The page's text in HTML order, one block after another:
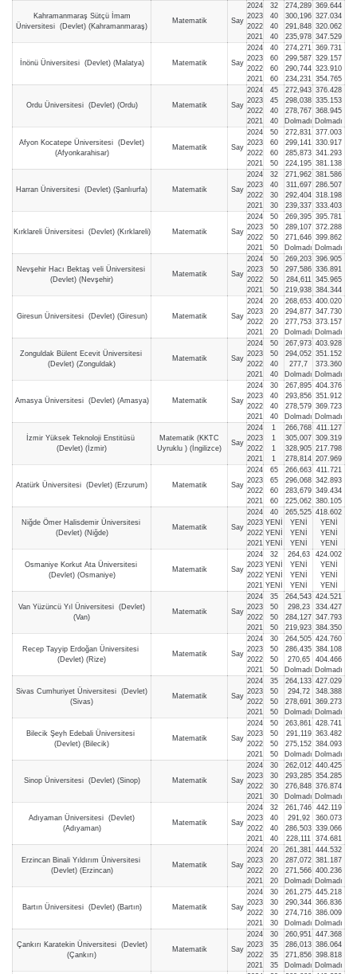
Kahramanmaraş Sütçü İmam
Üniversitesi (Devlet) (Kahramanmaraş)
Matematik Say
2024
2023
2022
2021
32
40
40
40
274,289
300,196
291,848
235,978
369.644
327.034
320.062
347.529
İnönü Üniversitesi (Devlet) (Malatya) Matematik Say
2024
2023
2022
2021
40
60
60
60
274,271
299,587
290,744
234,231
369.731
329.157
323.910
354.765
Ordu Üniversitesi (Devlet) (Ordu) Matematik Say
2024
2023
2022
2021
45
45
40
40
272,943
298,038
278,767
Dolmadı
376.428
335.153
368.945
Dolmadı
Afyon Kocatepe Üniversitesi (Devlet)
(Afyonkarahisar)
Matematik Say
2024
2023
2022
2021
50
60
60
50
272,831
299,141
285,873
224,195
377.003
330.917
341.293
381.138
Harran Üniversitesi (Devlet) (Şanlıurfa) Matematik Say
2024
2023
2022
2021
32
40
30
30
271,962
311,697
292,404
239,337
381.586
286.507
318.198
333.403
Kırklareli Üniversitesi (Devlet) (Kırklareli) Matematik Say
2024
2023
2022
2021
50
50
50
50
269,395
289,107
271,646
Dolmadı
395.781
372.288
399.862
Dolmadı
Nevşehir Hacı Bektaş veli Üniversitesi
(Devlet) (Nevşehir)
Matematik Say
2024
2023
2022
2021
50
50
50
50
269,203
297,586
284,611
219,938
396.905
336.891
345.965
384.344
Giresun Üniversitesi (Devlet) (Giresun) Matematik Say
2024
2023
2022
2021
20
20
20
20
268,653
294,877
277,753
Dolmadı
400.020
347.730
373.157
Dolmadı
Zonguldak Bülent Ecevit Üniversitesi
(Devlet) (Zonguldak)
Matematik Say
2024
2023
2022
2021
50
50
40
40
267,973
294,052
277,7
Dolmadı
403.928
351.152
373.360
Dolmadı
Amasya Üniversitesi (Devlet) (Amasya) Matematik Say
2024
2023
2022
2021
30
40
40
40
267,895
293,856
278,579
Dolmadı
404.376
351.912
369.723
Dolmadı
İzmir Yüksek Teknoloji Enstitüsü
(Devlet) (İzmir)
Matematik (KKTC
Uyruklu ) (İngilizce)
Say
2024
2023
2022
2021
1
1
1
1
266,768
305,007
328,905
278,814
411.127
309.319
217.798
207.969
Atatürk Üniversitesi (Devlet) (Erzurum) Matematik Say
2024
2023
2022
2021
65
65
60
60
266,663
296,068
283,679
225,062
411.721
342.893
349.434
380.105
Niğde Ömer Halisdemir Üniversitesi
(Devlet) (Niğde)
Matematik Say
2024
2023
2022
2021
40
YENİ
YENİ
YENİ
265,525
YENİ
YENİ
YENİ
418.602
YENİ
YENİ
YENİ
Osmaniye Korkut Ata Üniversitesi
(Devlet) (Osmaniye)
Matematik Say
2024
2023
2022
2021
32
YENİ
YENİ
YENİ
264,63
YENİ
YENİ
YENİ
424.002
YENİ
YENİ
YENİ
Van Yüzüncü Yıl Üniversitesi (Devlet)
(Van)
Matematik Say
2024
2023
2022
2021
35
50
50
50
264,543
298,23
284,127
219,923
424.521
334.427
347.793
384.350
Recep Tayyip Erdoğan Üniversitesi
(Devlet) (Rize)
Matematik Say
2024
2023
2022
2021
30
50
50
50
264,505
286,435
270,65
Dolmadı
424.760
384.108
404.466
Dolmadı
Sivas Cumhuriyet Üniversitesi (Devlet)
(Sivas)
Matematik Say
2024
2023
2022
2021
35
50
50
50
264,133
294,72
278,691
Dolmadı
427.029
348.388
369.273
Dolmadı
Bilecik Şeyh Edebali Üniversitesi
(Devlet) (Bilecik)
Matematik Say
2024
2023
2022
2021
50
50
50
50
263,861
291,119
275,152
Dolmadı
428.741
363.482
384.093
Dolmadı
Sinop Üniversitesi (Devlet) (Sinop) Matematik Say
2024
2023
2022
2021
30
30
30
30
262,012
293,285
276,848
Dolmadı
440.425
354.285
376.874
Dolmadı
Adıyaman Üniversitesi (Devlet)
(Adıyaman)
Matematik Say
2024
2023
2022
2021
32
40
40
40
261,746
291,92
286,503
228,111
442.119
360.073
339.066
374.681
Erzincan Binali Yıldırım Üniversitesi
(Devlet) (Erzincan)
Matematik Say
2024
2023
2022
2021
20
20
20
20
261,381
287,072
271,566
Dolmadı
444.532
381.187
400.236
Dolmadı
Bartın Üniversitesi (Devlet) (Bartın) Matematik Say
2024
2023
2022
2021
30
30
30
30
261,275
290,344
274,716
Dolmadı
445.218
366.836
386.009
Dolmadı
Çankırı Karatekin Üniversitesi (Devlet)
(Çankırı)
Matematik Say
2024
2023
2022
2021
30
35
35
35
260,951
286,013
271,856
Dolmadı
447.368
386.064
398.818
Dolmadı